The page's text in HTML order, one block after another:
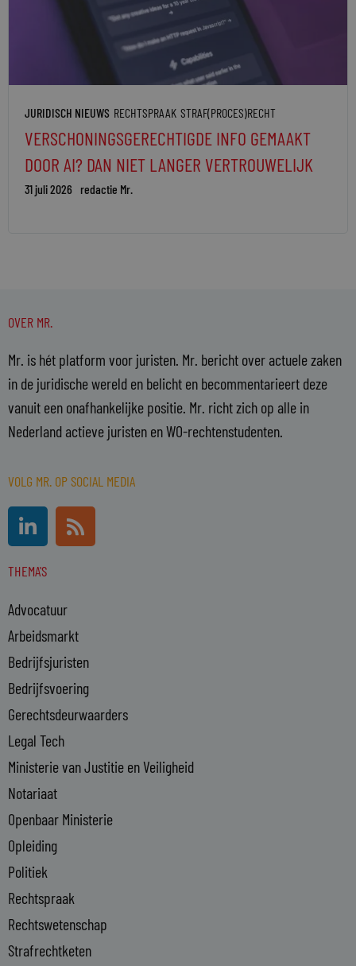
JURIDISCH NIEUWS RECHTSPRAAK STRAF(PROCES)RECHT
VERSCHONINGSGERECHTIGDE INFO GEMAAKT
DOOR AI? DAN NIET LANGER VERTROUWELIJK
31 juli 2026 redactie Mr.
OVER MR.
Mr. is hét platform voor juristen. Mr. bericht over actuele zaken
in de juridische wereld en belicht en becommentarieert deze
vanuit een onafhankelijke positie. Mr. richt zich op alle in
Nederland actieve juristen en WO-rechtenstudenten.
VOLG MR. OP SOCIAL MEDIA
L
i
k
d
i
n
-
i
n
R
s
THEMA'S
Advocatuur
Arbeidsmarkt
Bedrijfsjuristen
Bedrijfsvoering
Gerechtsdeurwaarders
Legal Tech
Ministerie van Justitie en Veiligheid
Notariaat
Openbaar Ministerie
Opleiding
Politiek
Rechtspraak
Rechtswetenschap
Strafrechtketen